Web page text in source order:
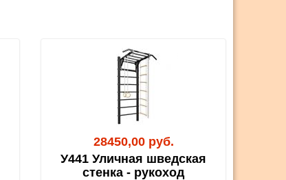
28450,00 руб.
У441 Уличная шведская
стенка - рукоход